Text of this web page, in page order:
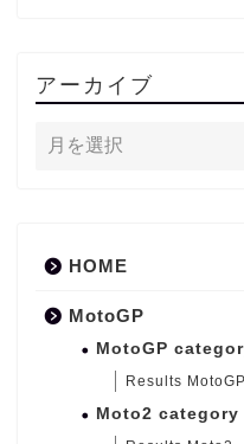
アーカイブ
HOME
MotoGP
MotoGP
Results MotoGP
Moto2 category